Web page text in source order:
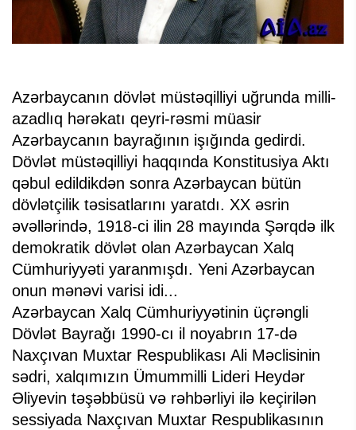
Azərbaycanın dövlət müstəqilliyi uğrunda milli-
azadlıq hərəkatı qeyri-rəsmi müasir
Azərbaycanın bayrağının işığında gedirdi.
Dövlət müstəqilliyi haqqında Konstitusiya Aktı
qəbul edildikdən sonra Azərbaycan bütün
dövlətçilik təsisatlarını yaratdı. XX əsrin
əvəllərində, 1918-ci ilin 28 mayında Şərqdə ilk
demokratik dövlət olan Azərbaycan Xalq
Cümhuriyyəti yaranmışdı. Yeni Azərbaycan
onun mənəvi varisi idi...
Azərbaycan Xalq Cümhuriyyətinin üçrəngli
Dövlət Bayrağı 1990-cı il noyabrın 17-də
Naxçıvan Muxtar Respublikası Ali Məclisinin
sədri, xalqımızın Ümummilli Lideri Heydər
Əliyevin təşəbbüsü və rəhbərliyi ilə keçirilən
sessiyada Naxçıvan Muxtar Respublikasının